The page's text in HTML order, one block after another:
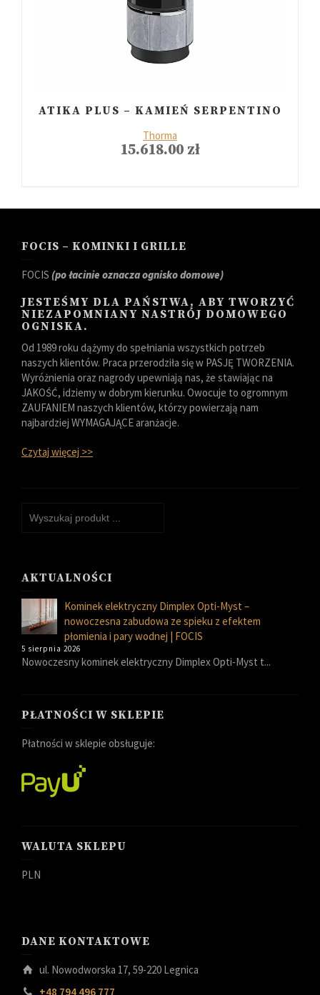
ATIKA PLUS – KAMIEŃ SERPENTINO
Thorma
15.618.00 zł
FOCIS – KOMINKI I GRILLE
FOCIS (po łacinie oznacza ognisko domowe)
JESTEŚMY DLA PAŃSTWA, ABY TWORZYĆ
NIEZAPOMNIANY NASTRÓJ DOMOWEGO
OGNISKA.
Od 1989 roku dążymy do spełniania wszystkich potrzeb
naszych klientów. Praca przerodziła się w PASJĘ TWORZENIA.
Wyróżnienia oraz nagrody upewniają nas, że stawiając na
JAKOŚĆ, idziemy w dobrym kierunku. Owocuje to ogromnym
ZAUFANIEM naszych klientów, którzy powierzają nam
najbardziej WYMAGAJĄCE aranżacje.
Czytaj więcej >>
AKTUALNOŚCI
Kominek elektryczny Dimplex Opti-Myst –
nowoczesna zabudowa ze spieku z efektem
płomienia i pary wodnej | FOCIS
5 sierpnia 2026
Nowoczesny kominek elektryczny Dimplex Opti-Myst t...
PŁATNOŚCI W SKLEPIE
Płatności w sklepie obsługuje:
WALUTA SKLEPU
PLN
DANE KONTAKTOWE
ul. Nowodworska 17, 59-220 Legnica
+48 794 496 777